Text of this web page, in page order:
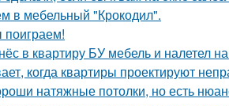
в мебельный "Крокодил".
в квартиру БУ мебель и налетел
когда квартиры проектируют
натяжные потолки, но есть